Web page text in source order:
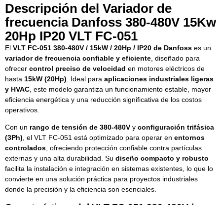
Descripción del Variador de
frecuencia Danfoss 380-480V 15Kw
20Hp IP20 VLT FC-051
El VLT FC-051 380-480V / 15kW / 20Hp / IP20 de Danfoss es un
variador de frecuencia confiable y eficiente , diseñado para
ofrecer control preciso de velocidad en motores eléctricos de
hasta 15kW (20Hp) . Ideal para aplicaciones industriales ligeras
y HVAC , este modelo garantiza un funcionamiento estable, mayor
eficiencia energética y una reducción significativa de los costos
operativos.
Con un rango de tensión de 380-480V y configuración trifásica
(3Ph), el VLT FC-051 está optimizado para operar en entornos
controlados, ofreciendo protección confiable contra partículas
externas y una alta durabilidad. Su diseño compacto y robusto
facilita la instalación e integración en sistemas existentes, lo que lo
convierte en una solución práctica para proyectos industriales
donde la precisión y la eficiencia son esenciales.